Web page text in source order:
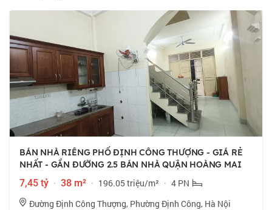
BÁN NHÀ RIÊNG PHỐ ĐỊNH CÔNG THƯỢNG - GIÁ RẺ
NHẤT - GẦN ĐƯỜNG 2.5 BÁN NHÀ QUẬN HOÀNG MAI
7,45 tỷ · 38 m² · 196.05 triệu/m² · 4 PN
Đường Định Công Thượng, Phường Định Công, Hà Nội